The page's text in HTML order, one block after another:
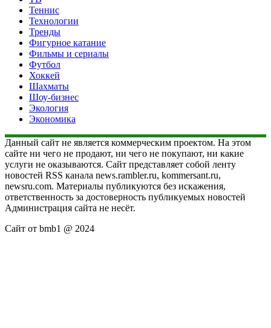
Теннис
Технологии
Тренды
Фигурное катание
Фильмы и сериалы
Футбол
Хоккей
Шахматы
Шоу-бизнес
Экология
Экономика
Данный сайт не является коммерческим проектом. На этом
сайте ни чего не продают, ни чего не покупают, ни какие
услуги не оказываются. Сайт представляет собой ленту
новостей RSS канала news.rambler.ru, kommersant.ru,
newsru.com. Материалы публикуются без искажения,
ответственность за достоверность публикуемых новостей
Администрация сайта не несёт.
Сайт от bmb1 @ 2024